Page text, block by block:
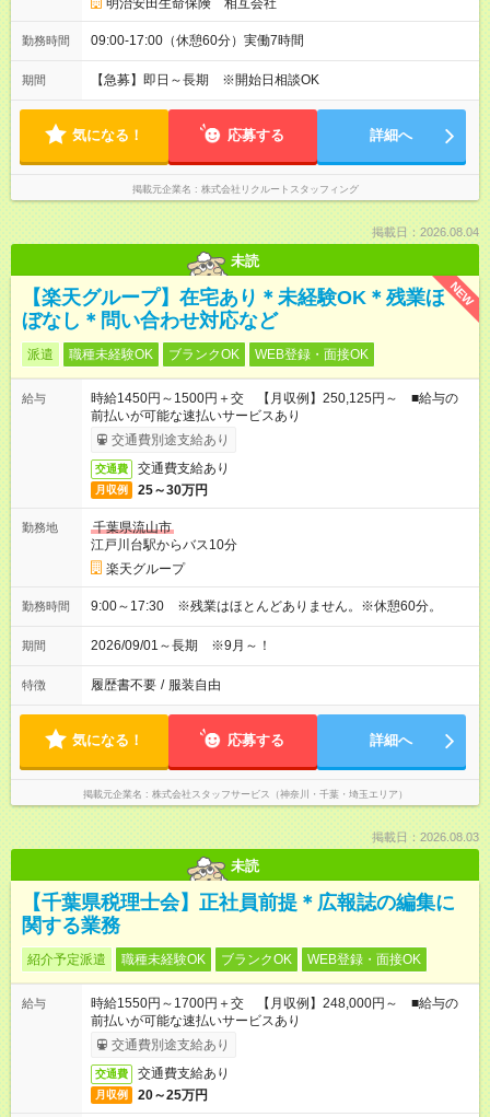
明治安田生命保険 相互会社
勤務時間 09:00-17:00（休憩60分）実働7時間
期間 【急募】即日～長期 ※開始日相談OK
気になる！ 応募する 詳細へ
掲載元企業名 株式会社リクルートスタッフィング
掲載日：2026.08.04
未読
NEW
【楽天グループ】在宅あり＊未経験OK＊残業ほ
ぼなし＊問い合わせ対応など
派遣 職種未経験OK ブランクOK WEB登録・面接OK
給与
時給1450円～1500円＋交 【月収例】250,125円～ ■給与の
前払いが可能な速払いサービスあり
交通費別途支給あり
交通費 交通費支給あり
月収例 25～30万円
勤務地
千葉県流山市
江戸川台駅からバス10分
楽天グループ
勤務時間 9:00～17:30 ※残業はほとんどありません。※休憩60分。
期間 2026/09/01～長期 ※9月～！
特徴 履歴書不要 / 服装自由
気になる！ 応募する 詳細へ
掲載元企業名 株式会社スタッフサービス（神奈川・千葉・埼玉エリア）
掲載日：2026.08.03
未読
【千葉県税理士会】正社員前提＊広報誌の編集に
関する業務
紹介予定派遣 職種未経験OK ブランクOK WEB登録・面接OK
給与
時給1550円～1700円＋交 【月収例】248,000円～ ■給与の
前払いが可能な速払いサービスあり
交通費別途支給あり
交通費 交通費支給あり
月収例 20～25万円